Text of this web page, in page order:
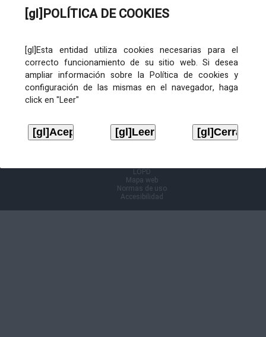
[gl]POLÍTICA DE COOKIES
[gl]Esta entidad utiliza cookies necesarias para el
correcto funcionamiento de su sitio web. Si desea
ampliar información sobre la Política de cookies y
configuración de las mismas en el navegador, haga
click en "Leer"
LOPD
Mapa web
Normas de uso
Accesibilidad